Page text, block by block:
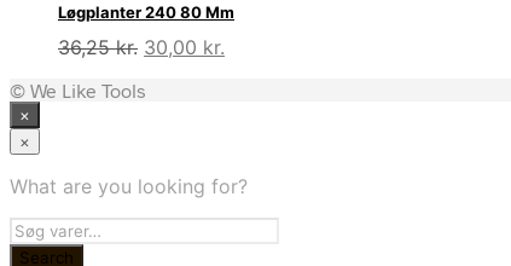
Løgplanter 240 80 Mm
36,25kr. Den
pris
30,00 kr.
© We Like Tools
×
×
What are you looking for?